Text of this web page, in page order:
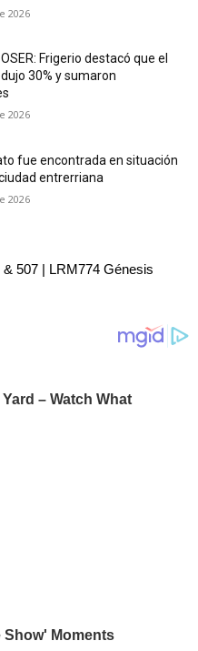
2026
Frigerio destacó que el
30% y sumaron
2026
fue encontrada en situación
entrerriana
2026
507 | LRM774 Génesis